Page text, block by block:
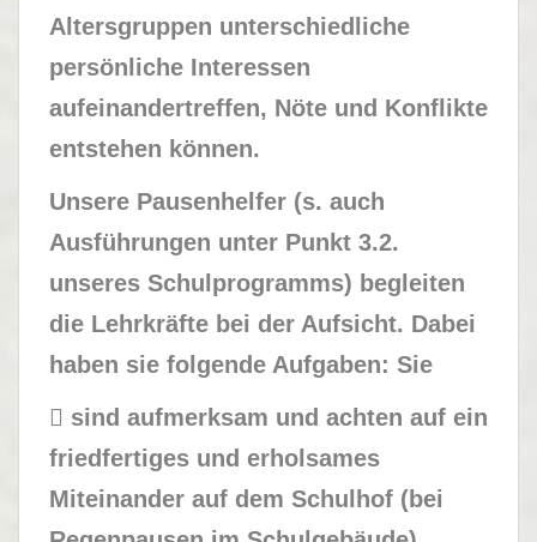
Altersgruppen unterschiedliche
persönliche Interessen
aufeinandertreffen, Nöte und Konflikte
entstehen können.
Unsere Pausenhelfer (s. auch
Ausführungen unter Punkt 3.2.
unseres Schulprogramms) begleiten
die Lehrkräfte bei der Aufsicht. Dabei
haben sie folgende Aufgaben: Sie
 sind aufmerksam und achten auf ein
friedfertiges und erholsames
Miteinander auf dem Schulhof (bei